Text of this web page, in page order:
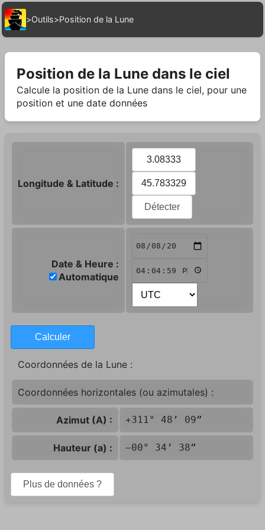
>Outils>Position de la Lune
Position de la Lune dans le ciel
Calcule la position de la Lune dans le ciel, pour une
position et une date données
Longitude & Latitude :
Détecter
Date & Heure :
Automatique
Calculer
Coordonnées de la Lune :
Coordonnées horizontales (ou azimutales) :
Azimut (A) : +311° 48’ 09”
Hauteur (a) : −00° 34’ 38”
Plus de données ?